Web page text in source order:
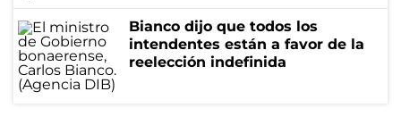
Bianco dijo que todos los
intendentes están a favor de la
reelección indefinida